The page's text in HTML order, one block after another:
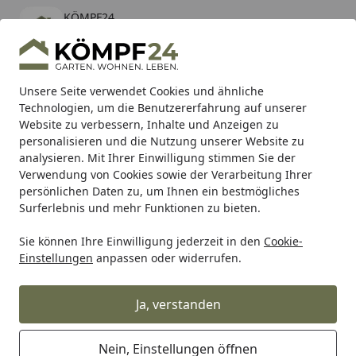
Unsere Seite verwendet Cookies und ähnliche
Technologien, um die Benutzererfahrung auf unserer
Website zu verbessern, Inhalte und Anzeigen zu
personalisieren und die Nutzung unserer Website zu
analysieren. Mit Ihrer Einwilligung stimmen Sie der
Verwendung von Cookies sowie der Verarbeitung Ihrer
persönlichen Daten zu, um Ihnen ein bestmögliches
Surferlebnis und mehr Funktionen zu bieten.
Sie können Ihre Einwilligung jederzeit in den Cookie-
Einstellungen anpassen oder widerrufen.
Ja, verstanden
Nein, Einstellungen öffnen
KÖMPF24
kostenlos - Im App Store
Hotline
Alle Produkte
Mein Konto
Suchen
MeisterDesign. rigid